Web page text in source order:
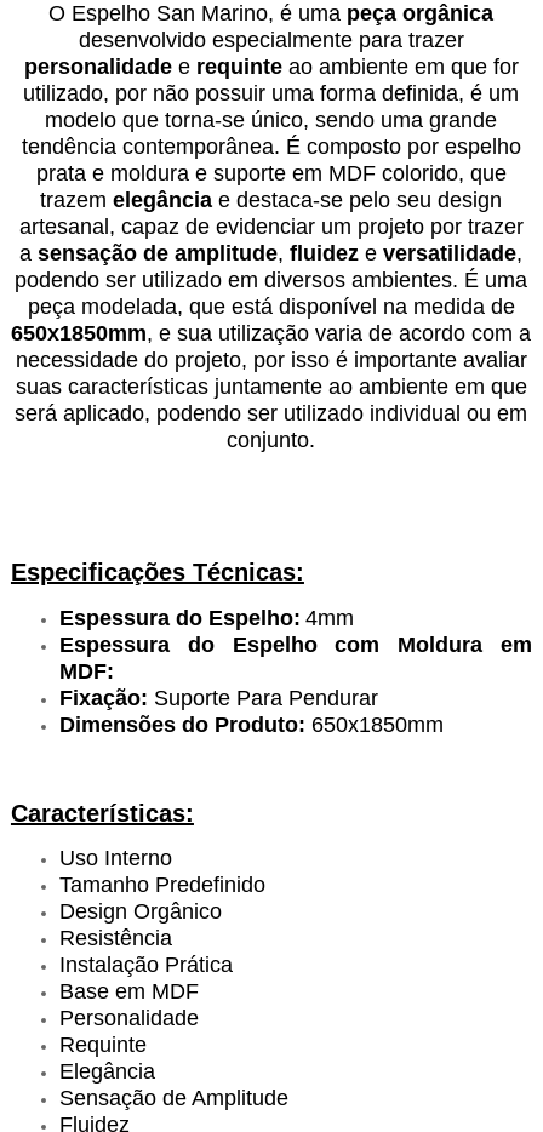
O Espelho San Marino, é uma peça orgânica
desenvolvido especialmente para trazer
personalidadee requinteao ambiente em que for
utilizado, por não possuir uma forma definida, é um
modelo que torna-se único, sendo uma grande
tendência contemporânea. É composto por espelho
prata e moldura e suporte em MDF colorido, que
trazemelegância e destaca-se pelo seu design
artesanal, capaz de evidenciar um projeto por trazer
asensação de amplitude, fluidezeversatilidade,
podendo ser utilizado em diversos ambientes. É uma
peça modelada, que está disponível na medida de
650x1850mm, e sua utilização varia de acordo com a
necessidade do projeto, por isso é importante avaliar
suas características juntamente ao ambiente em que
será aplicado, podendo ser utilizado individual ou em
conjunto.
Especificações Técnicas:
Espessura do Espelho: 4mm
Espessura do Espelho com Moldura em
MDF:
Fixação: Suporte Para Pendurar
Dimensões do Produto: 650x1850mm
Características:
Uso Interno
Tamanho Predefinido
Design Orgânico
Resistência
Instalação Prática
Base em MDF
Personalidade
Requinte
Elegância
Sensação de Amplitude
Fluidez